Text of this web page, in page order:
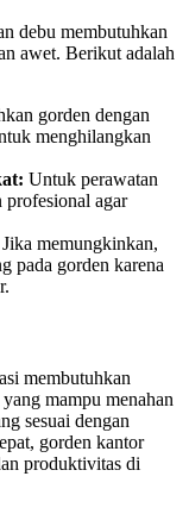
debu membutuhkan
awet. Berikut adalah
gorden dengan
menghilangkan
Untuk perawatan
profesional agar
Jika memungkinkan,
pada gorden karena
membutuhkan
mampu menahan
sesuai dengan
gorden kantor
produktivitas di